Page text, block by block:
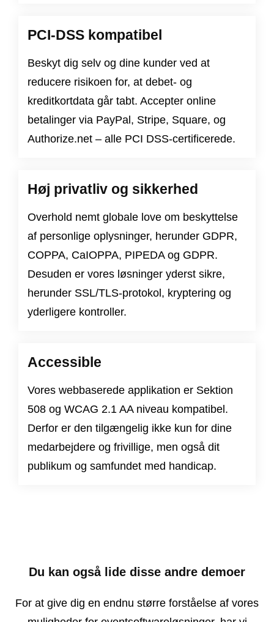
PCI-DSS kompatibel
Beskyt dig selv og dine kunder ved at
reducere risikoen for, at debet- og
kreditkortdata går tabt. Accepter online
betalinger via PayPal, Stripe, Square, og
Authorize.net – alle PCI DSS-certificerede.
Høj privatliv og sikkerhed
Overhold nemt globale love om beskyttelse
af personlige oplysninger, herunder GDPR,
COPPA, CaIOPPA, PIPEDAog GDPR.
Desuden er vores løsninger yderst sikre,
herunder SSL/TLS-protokol, kryptering og
yderligere kontroller.
Accessible
Vores webbaserede applikation er Sektion
508 og WCAG 2.1 AA niveau kompatibel.
Derfor er den tilgængelig ikke kun for dine
medarbejdere og frivillige, men også dit
publikum og samfundet med handicap.
Du kan også lide disse andre demoer
For at give dig en endnu større forståelse af vores